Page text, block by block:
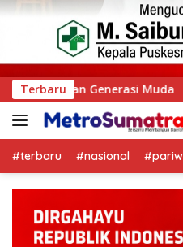
TerbaruHUT ke-81 RI, Lapas
#terbaru #nasional